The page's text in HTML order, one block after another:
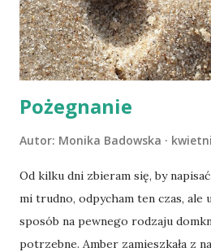
Pożegnanie
Autor: Monika Badowska
Od kilku dni zbieram się, by
mi trudno, odpycham ten czas, ale
sposób na pewnego rodzaju
potrzebne. Amber zamieszkała z